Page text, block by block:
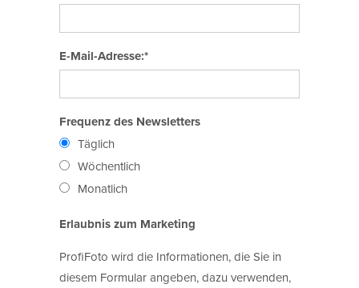
E-Mail-Adresse:*
Frequenz des Newsletters
Täglich
Wöchentlich
Monatlich
Erlaubnis zum Marketing
ProfiFoto wird die Informationen, die Sie in
diesem Formular angeben, dazu verwenden,